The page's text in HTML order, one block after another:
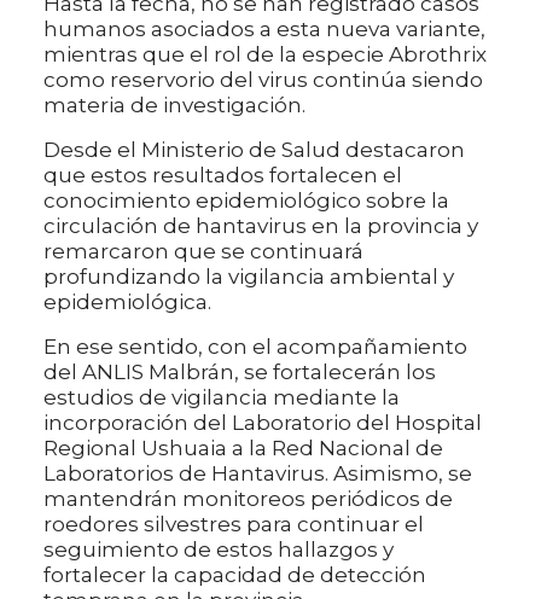
humanos asociados a esta nueva variante,
mientras que el rol de la especie Abrothrix
como reservorio del virus continúa siendo
materia de investigación.
Desde el Ministerio de Salud destacaron
que estos resultados fortalecen el
conocimiento epidemiológico sobre la
circulación de hantavirus en la provincia y
remarcaron que se continuará
profundizando la vigilancia ambiental y
epidemiológica.
En ese sentido, con el acompañamiento
del ANLIS Malbrán, se fortalecerán los
estudios de vigilancia mediante la
incorporación del Laboratorio del Hospital
Regional Ushuaia a la Red Nacional de
Laboratorios de Hantavirus. Asimismo, se
mantendrán monitoreos periódicos de
roedores silvestres para continuar el
seguimiento de estos hallazgos y
fortalecer la capacidad de detección